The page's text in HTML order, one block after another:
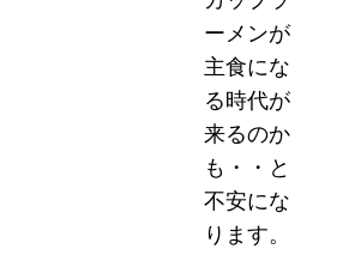
ーメンが
主食にな
る時代が
来るのか
も・・と
不安にな
ります。